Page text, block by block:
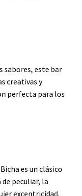
sabores, este bar
creativas y
perfecta para los
es un clásico
peculiar, la
excentricidad.